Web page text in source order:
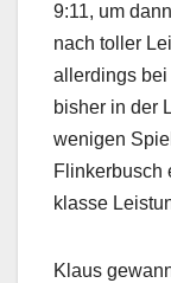
9:11, um
nach toller
allerdings
bisher in der
wenigen
Flinkerbusch
klasse
Klaus